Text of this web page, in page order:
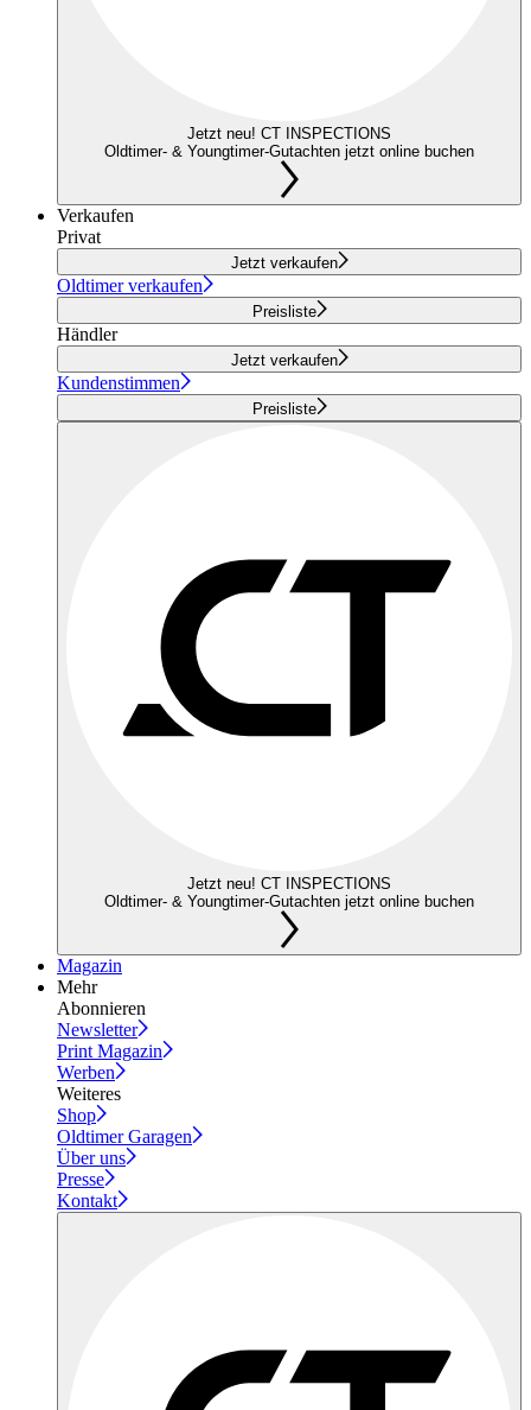
Jetzt neu! CT INSPECTIONS
Oldtimer- & Youngtimer-Gutachten jetzt online buchen
Verkaufen
Privat
Jetzt verkaufen
Oldtimer verkaufen
Preisliste
Händler
Jetzt verkaufen
Kundenstimmen
Preisliste
Jetzt neu! CT INSPECTIONS
Oldtimer- & Youngtimer-Gutachten jetzt online buchen
Magazin
Mehr
Abonnieren
Newsletter
Print Magazin
Werben
Weiteres
Shop
Oldtimer Garagen
Über uns
Presse
Kontakt